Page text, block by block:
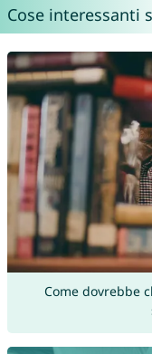
Cose interessanti
Come dovrebbe